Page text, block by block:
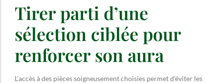
Tirer parti d’une
sélection ciblée pour
renforcer son aura
L’accès à des pièces soigneusement choisies permet d’éviter les